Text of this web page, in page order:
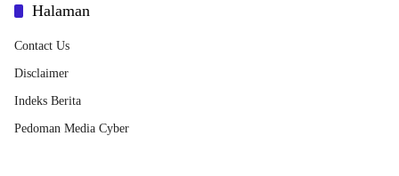
Halaman
Contact Us
Disclaimer
Indeks Berita
Pedoman Media Cyber